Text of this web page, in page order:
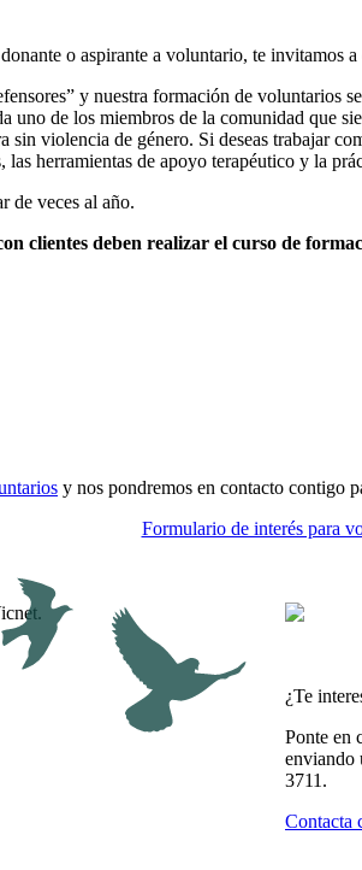
o aspirante a voluntario, te invitamos
y nuestra formación de voluntarios
uno de los miembros de la comunidad que
sin violencia de género. Si deseas trabajar
las herramientas de apoyo terapéutico y la
de veces al año.
clientes deben realizar el curso de
y nos pondremos en contacto contigo
Formulario de interés para
¿Te
Ponte en
enviando
3711.
Contacta